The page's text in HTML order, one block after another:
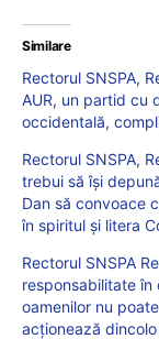
Similare
Rectorul SNSPA,
AUR, un partid cu
occidentală,
Rectorul SNSPA,
trebui să își
Dan să convoace
în spiritul și litera
Rectorul SNSPA
responsabilitate
oamenilor nu
acționează